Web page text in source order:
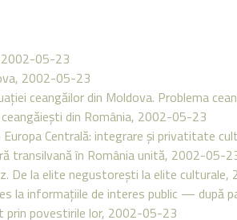
2002-05-23
2002-05-23
ceangăilor din Moldova. Problema
din România, 2002-05-23
Europa Centrală: integrare şi privatitate
transilvană în România unită, 2002-05-
De la elite negustoreşti la elite
la informaţiile de interes public — după
prin povestirile lor, 2002-05-23